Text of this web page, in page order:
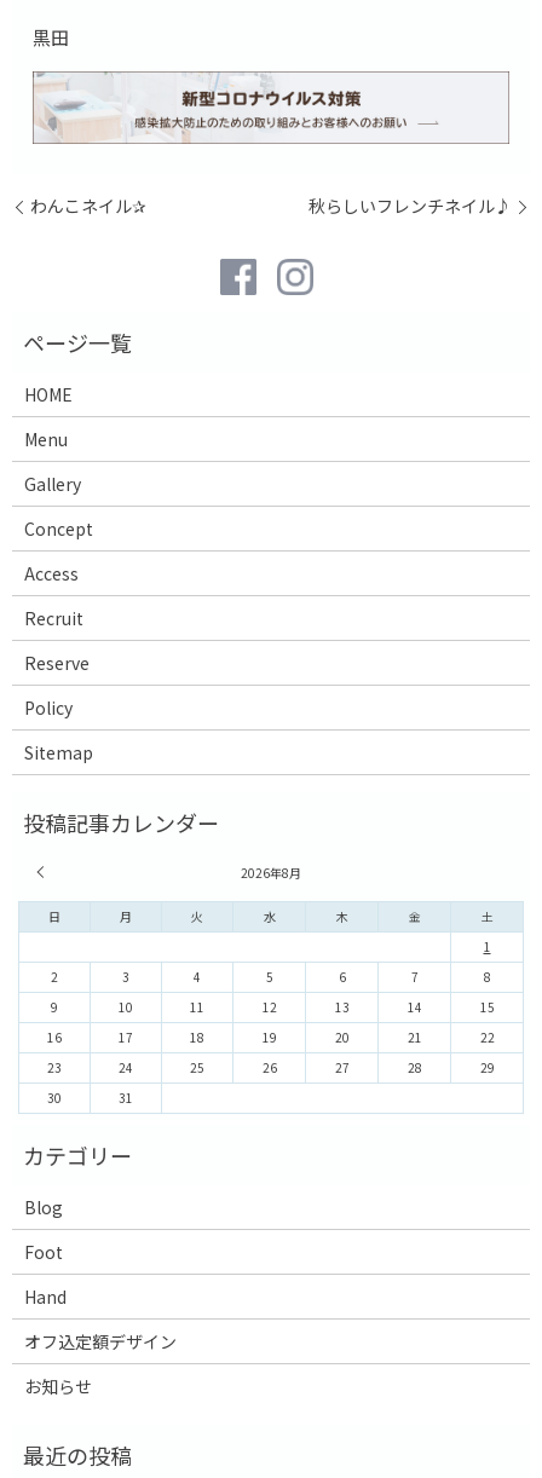
黒田
わんこネイル✰ 秋らしいフレンチネイル♪
HOME
Menu
Gallery
Concept
Access
Recruit
Reserve
Policy
Sitemap
2026年8月
日 月 火 水 木 金 土
1
2
3 4 5 6 7
8
9
10 11 12 13 14
15
16
17 18 19 20 21
22
23
24 25 26 27 28
29
30
31
Blog
Foot
Hand
オフ込定額デザイン
お知らせ